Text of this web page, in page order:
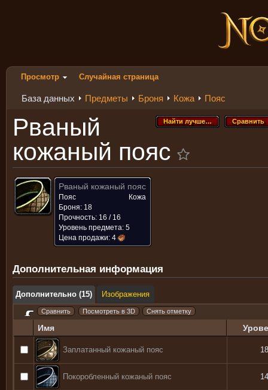
Просмотр Случайная страница
База данных Предметы Броня Кожа Пояс
Сравнить
Сравнить
Найти лучше…
Найти лучше…
Рваный
кожаный пояс
Рваный кожаный пояс
Пояс
Кожа
Броня: 18
Прочность: 16 / 16
Уровень предмета: 5
Цена продажи: 4
Дополнительная информация
Дополнительно (15) Изображения
Имя
Заплатанный кожаный пояс 18
Покоробленный кожаный пояс 14